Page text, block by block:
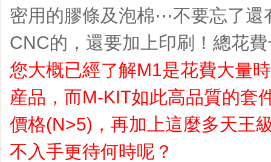
密用的膠條及泡棉⋯不要忘了還
CNC的，還要加上印刷！總花
您大概已經了解M1是花費大量
産品，而M-KIT如此高品質的套
價格(N>5)，再加上這麼多天王
不入手更待何時呢？